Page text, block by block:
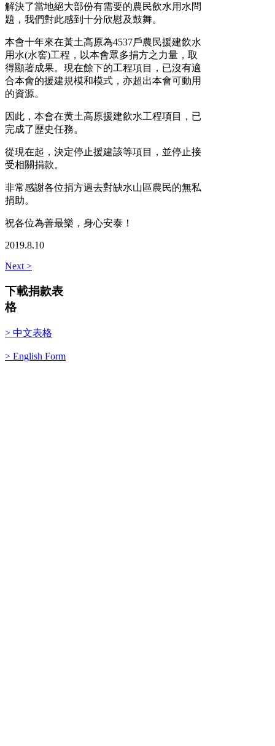
解決了當地絕大部份有需要的農民飲水用水問
題，我們對此感到十分欣慰及鼓舞。
本會十年來在黃土高原為4537戶農民援建飲水
用水(水窖)工程，以本會眾多捐方之力量，取
得顯著成果。現在餘下的工程項目，已沒有適
合本會的援建規模和模式，亦超出本會可動用
的資源。
因此，本會在黄土高原援建飲水工程項目，已
完成了歷史任務。
從現在起，決定停止援建該等項目，並停止接
受相關捐款。
非常感謝各位捐方過去對缺水山區農民的無私
捐助。
祝各位為善最樂，身心安泰！
2019.8.10
Next >
下載捐款表
格
> 中文表格
> English Form